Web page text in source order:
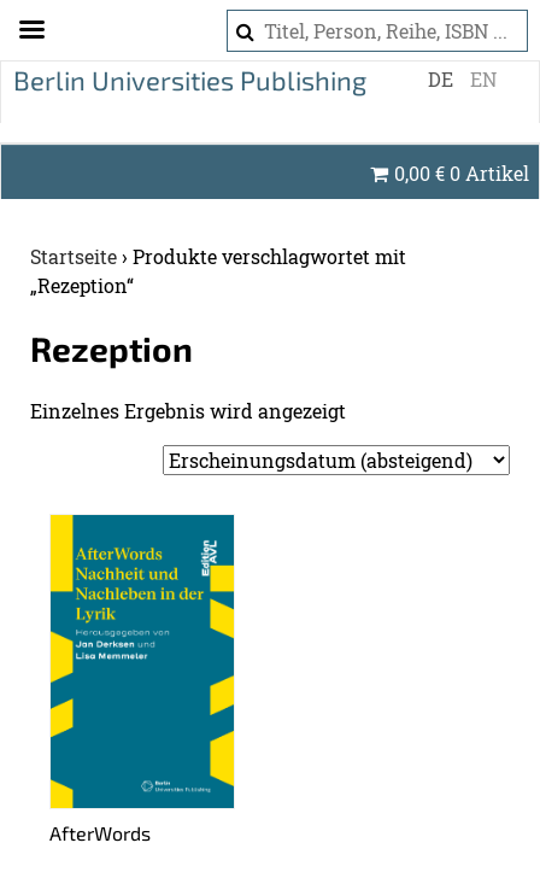
i
DE EN
0,00€ 0 Artikel
Startseite› Produkte verschlagwortet mit
„Rezeption“
Re­zep­ti­on
Ein­zel­nes Er­geb­nis wird an­ge­zeigt
Af­ter­Words